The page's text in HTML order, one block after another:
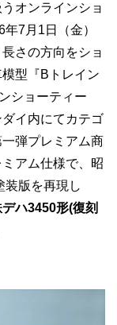
オンラインショ
7月1日（金）
さの方向をショ
型『Bトレイン
ショーティー
イ内にてカテゴ
弾プレミアム商
アム仕様で、昭
装版を再現し
ハ3450形(復刻